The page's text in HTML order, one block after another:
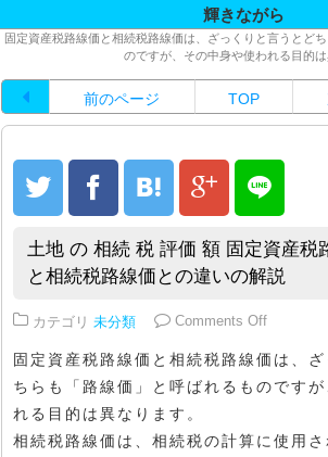
輝きながら
固定資産税路線価と相続税路線価は、ざっくりと言うとど
のですが、その中身や使われる目的は
前のページ TOP
土地 の 相続 税 評価 額 固定資産税
と相続税路線価との違いの解説
カテゴリ 未分類 Comments Offon 土地
固定資産税路線価と相続税路線価は、
ちらも「路線価」と呼ばれるものです
れる目的は異なります。
相続税路線価は、相続税の計算に使用さ